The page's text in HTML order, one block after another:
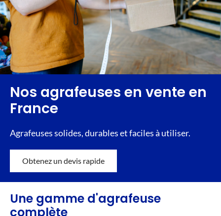
Nos agrafeuses en vente en
France
Agrafeuses solides, durables et faciles à utiliser.
Obtenez un devis rapide
Une gamme d'agrafeuse
complète